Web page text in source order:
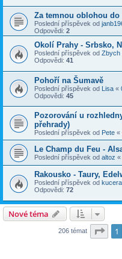
Za temnou oblohou do
Poslední příspěvek od
Odpovědi: 2
Okolí Prahy - Srbsko,
Poslední příspěvek od Zbych
Odpovědi: 41
Pohoří na Šumavě
Poslední příspěvek od Lisa «
Odpovědi: 45
Pozorování u
přehrady)
Poslední příspěvek od Pete «
Le Champ du Feu -
Poslední příspěvek od altoz «
Rakousko - Taury,
Poslední příspěvek od
Odpovědi: 72
Nové téma
206 témat 1